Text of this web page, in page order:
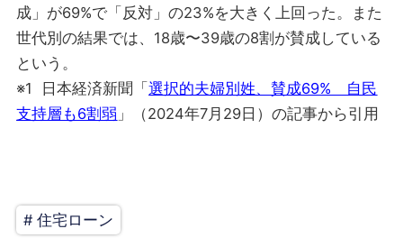
成」が69%で「反対」の23%を大きく上回った。また
世代別の結果では、18歳〜39歳の8割が賛成している
という。
※1 日本経済新聞「選択的夫婦別姓、賛成69% 自民
支持層も6割弱 」（2024年7月29日）の記事から引用
# 住宅ローン